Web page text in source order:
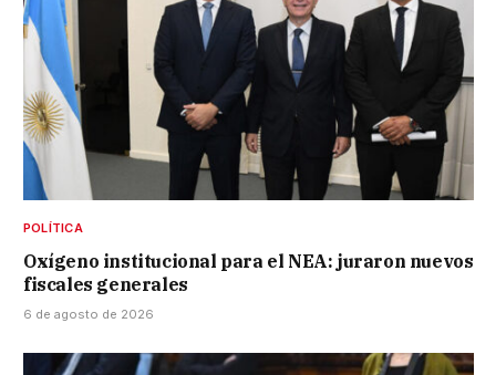
POLÍTICA
Oxígeno institucional para el NEA: juraron nuevos
fiscales generales
6 de agosto de 2026